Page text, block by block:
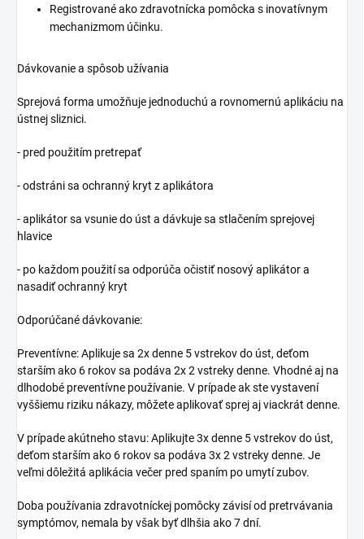
Registrované ako zdravotnícka pomôcka s inovatívnym
mechanizmom účinku.
Dávkovanie a spôsob užívania
Sprejová forma umožňuje jednoduchú a rovnomernú aplikáciu na
ústnej sliznici.
- pred použitím pretrepať
- odstráni sa ochranný kryt z aplikátora
- aplikátor sa vsunie do úst a dávkuje sa stlačením sprejovej
hlavice
- po každom použití sa odporúča očistiť nosový aplikátor a
nasadiť ochranný kryt
Odporúčané dávkovanie:
Preventívne: Aplikuje sa 2x denne 5 vstrekov do úst, deťom
starším ako 6 rokov sa podáva 2x 2 vstreky denne. Vhodné aj na
dlhodobé preventívne používanie. V prípade ak ste vystavení
vyššiemu riziku nákazy, môžete aplikovať sprej aj viackrát denne.
V prípade akútneho stavu: Aplikujte 3x denne 5 vstrekov do úst,
deťom starším ako 6 rokov sa podáva 3x 2 vstreky denne. Je
veľmi dôležitá aplikácia večer pred spaním po umytí zubov.
Doba používania zdravotníckej pomôcky závisí od pretrvávania
symptómov, nemala by však byť dlhšia ako 7 dní.